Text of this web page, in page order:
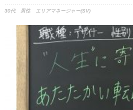
30代 男性 エリアマネージャー(SV)